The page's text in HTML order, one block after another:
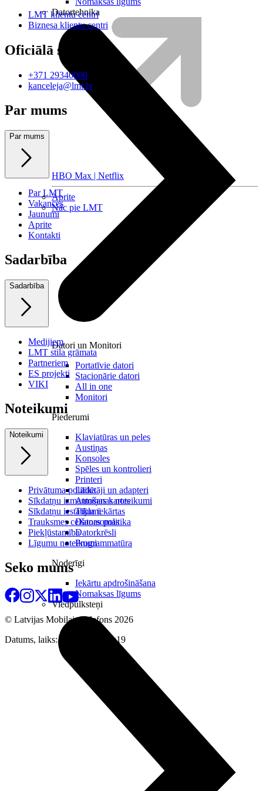
HBO Max | Netflix
Aprite
Nāc pie LMT
Datortehnika
Datori un Monitori
Portatīvie datori
Stacionārie datori
All in one
Monitori
Piederumi
Klaviatūras un peles
Austiņas
Konsoles
Spēles un kontrolieri
Printeri
Lādētāji un adapteri
Atmiņas kartes
Tīkla iekārtas
Datorsomas
Datorkrēsli
Programmatūra
Noderīgi
Iekārtu apdrošināšana
Nomaksas līgums
Viedpulksteņi
LMT klientu centri
Biznesa klientu centri
Oficiālā saziņa
+371 29340000
kanceleja@lmt.lv
Par mums
Par mums
Par LMT
Vakances
Jaunumi
Aprite
Kontakti
Sadarbība
Sadarbība
Medijiem
LMT stila grāmata
Partneriem
ES projekti
VIKI
Noteikumi
Noteikumi
Privātuma politika
Sīkdatņu izmantošanas noteikumi
Sīkdatņu iestatījumi
Trauksmes celšanas politika
Piekļūstamība
Līgumu noteikumi
Seko mums
© Latvijas Mobilais Telefons 2026
Datums, laiks: 08.08.2026 22:19